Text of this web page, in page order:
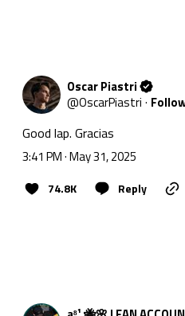
Oscar Piastri
@OscarPiastri ·
Good lap. Gracias
3:41 PM · May 31, 2025
74.8K Reply